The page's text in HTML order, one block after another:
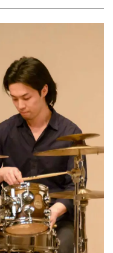
O
が
バ
ン
ド
で
ス
テ
キ
な
音...